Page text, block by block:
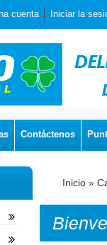
cuenta Iniciar la
Contáctenos
Inicio »